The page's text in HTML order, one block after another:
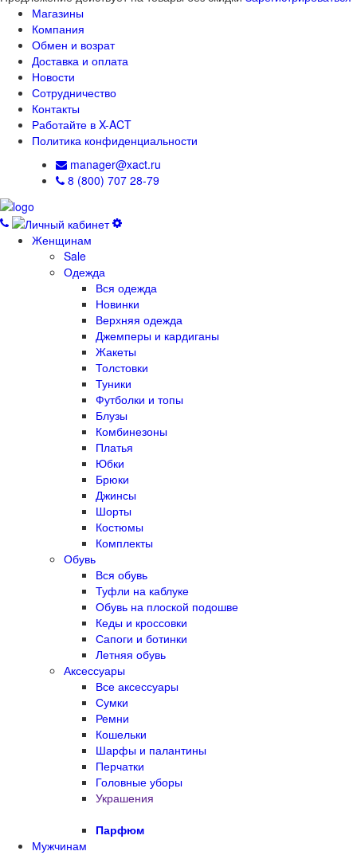
Магазины
Компания
Обмен и возрат
Доставка и оплата
Новости
Сотрудничество
Контакты
Работайте в X-ACT
Политика конфиденциальности
manager@xact.ru
8 (800) 707 28-79
Женщинам
Sale
Одежда
Вся одежда
Новинки
Верхняя одежда
Джемперы и кардиганы
Жакеты
Толстовки
Туники
Футболки и топы
Блузы
Комбинезоны
Платья
Юбки
Брюки
Джинсы
Шорты
Костюмы
Комплекты
Обувь
Вся обувь
Туфли на каблуке
Обувь на плоской подошве
Кеды и кроссовки
Сапоги и ботинки
Летняя обувь
Аксессуары
Все аксессуары
Сумки
Ремни
Кошельки
Шарфы и палантины
Перчатки
Головные уборы
Украшения
Парфюм
Мужчинам